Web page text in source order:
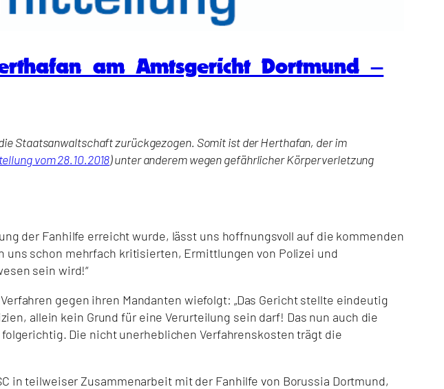
am Amtsgericht Dortmund –
Staatsanwaltschaft zurückgezogen. Somit ist der Herthafan, der im
vom 28.10.2018) unter anderem wegen gefährlicher Körperverletzung
der Fanhilfe erreicht wurde, lässt uns hoffnungsvoll auf die kommenden
uns schon mehrfach kritisierten, Ermittlungen von Polizei und
sein wird!“
gegen ihren Mandanten wiefolgt: „Das Gericht stellte eindeutig
allein kein Grund für eine Verurteilung sein darf! Das nun auch die
Die nicht unerheblichen Verfahrenskosten trägt die
in teilweiser Zusammenarbeit mit der Fanhilfe von Borussia Dortmund,